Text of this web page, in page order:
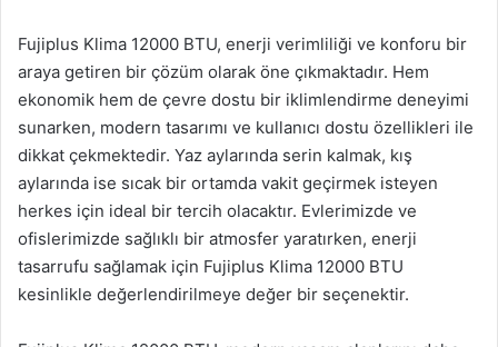
Fujiplus Klima 12000 BTU, enerji verimliliği ve konforu bir
araya getiren bir çözüm olarak öne çıkmaktadır. Hem
ekonomik hem de çevre dostu bir iklimlendirme deneyimi
sunarken, modern tasarımı ve kullanıcı dostu özellikleri ile
dikkat çekmektedir. Yaz aylarında serin kalmak, kış
aylarında ise sıcak bir ortamda vakit geçirmek isteyen
herkes için ideal bir tercih olacaktır. Evlerimizde ve
ofislerimizde sağlıklı bir atmosfer yaratırken, enerji
tasarrufu sağlamak için Fujiplus Klima 12000 BTU
kesinlikle değerlendirilmeye değer bir seçenektir.